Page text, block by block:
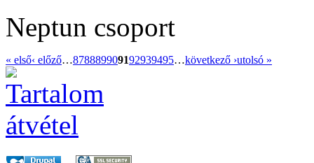
Neptun csoport
« első‹ előző…878889909192939495…következő ›utolsó »